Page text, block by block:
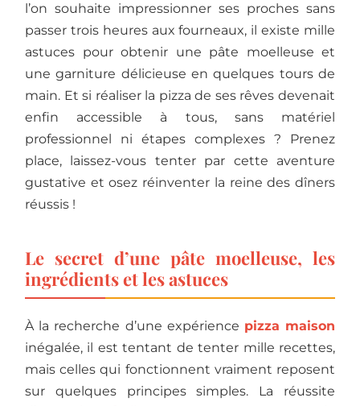
l’on souhaite impressionner ses proches sans
passer trois heures aux fourneaux, il existe mille
astuces pour obtenir une pâte moelleuse et
une garniture délicieuse en quelques tours de
main. Et si réaliser la pizza de ses rêves devenait
enfin accessible à tous, sans matériel
professionnel ni étapes complexes ? Prenez
place, laissez-vous tenter par cette aventure
gustative et osez réinventer la reine des dîners
réussis !
Le secret d’une pâte moelleuse, les
ingrédients et les astuces
À la recherche d’une expérience pizza maison
inégalée, il est tentant de tenter mille recettes,
mais celles qui fonctionnent vraiment reposent
sur quelques principes simples. La réussite